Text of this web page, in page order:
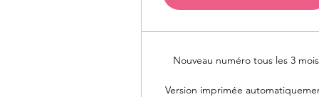
Nouveau numéro tous les 3 mois
Version imprimée